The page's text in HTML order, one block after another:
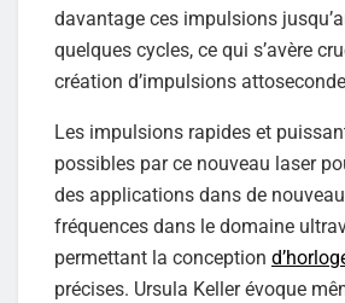
davantage ces impulsions
quelques cycles, ce qui s’avère
création d’impulsions
Les impulsions rapides et
possibles par ce nouveau laser
des applications dans de
fréquences dans le domaine
permettant la conception
précises. Ursula Keller évoque